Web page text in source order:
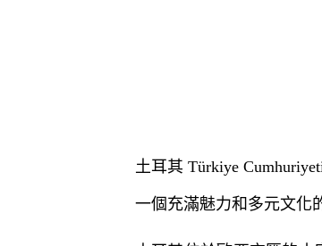
土耳其 Türkiye
一個充滿魅力和多元文化